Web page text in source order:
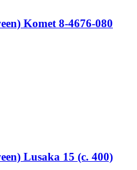
Komet 8-4676-080
Lusaka 15 (c. 400)